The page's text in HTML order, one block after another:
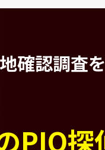
確認調査を
PIO探